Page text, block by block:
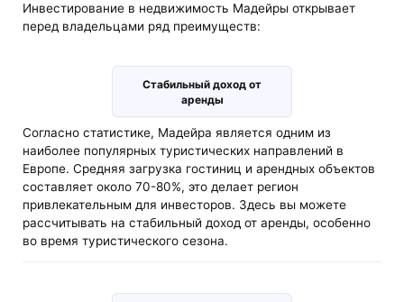
Инвестирование в недвижимость Мадейры открывает
перед владельцами ряд преимуществ:
Стабильный доход от
аренды
Согласно статистике, Мадейра является одним из
наиболее популярных туристических направлений в
Европе. Средняя загрузка гостиниц и арендных объектов
составляет около 70-80%, это делает регион
привлекательным для инвесторов. Здесь вы можете
рассчитывать на стабильный доход от аренды, особенно
во время туристического сезона.